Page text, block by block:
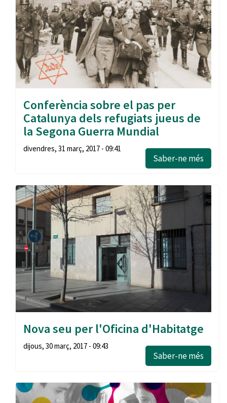
Conferència sobre el pas per
Catalunya dels refugiats jueus de
la Segona Guerra Mundial
divendres, 31 març, 2017 - 09:41
Saber-ne més
Nova seu per l'Oficina d'Habitatge
dijous, 30 març, 2017 - 09:43
Saber-ne més